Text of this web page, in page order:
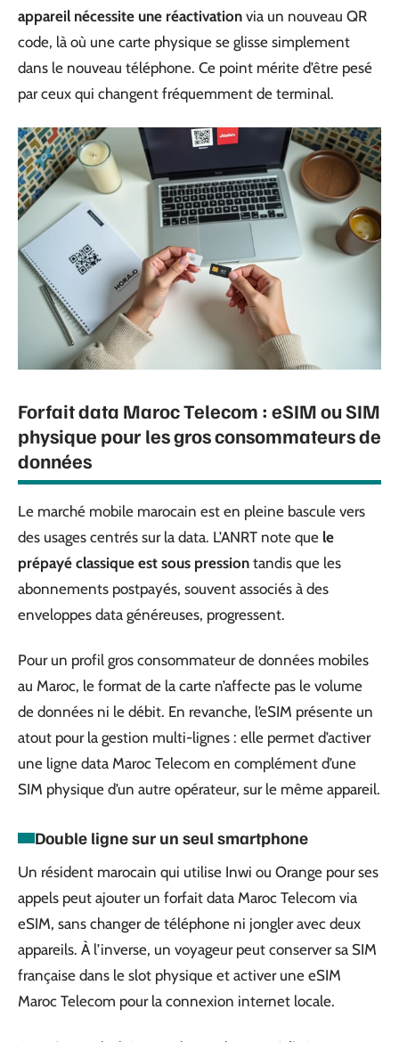
appareil nécessite une réactivation via un nouveau QR
code, là où une carte physique se glisse simplement
dans le nouveau téléphone. Ce point mérite d’être pesé
par ceux qui changent fréquemment de terminal.
Forfait data Maroc Telecom : eSIM ou SIM
physique pour les gros consommateurs de
données
Le marché mobile marocain est en pleine bascule vers
des usages centrés sur la data. L’ANRT note que le
prépayé classique est sous pression tandis que les
abonnements postpayés, souvent associés à des
enveloppes data généreuses, progressent.
Pour un profil gros consommateur de données mobiles
au Maroc, le format de la carte n’affecte pas le volume
de données ni le débit. En revanche, l’eSIM présente un
atout pour la gestion multi-lignes : elle permet d’activer
une ligne data Maroc Telecom en complément d’une
SIM physique d’un autre opérateur, sur le même appareil.
Double ligne sur un seul smartphone
Un résident marocain qui utilise Inwi ou Orange pour ses
appels peut ajouter un forfait data Maroc Telecom via
eSIM, sans changer de téléphone ni jongler avec deux
appareils. À l’inverse, un voyageur peut conserver sa SIM
française dans le slot physique et activer une eSIM
Maroc Telecom pour la connexion internet locale.